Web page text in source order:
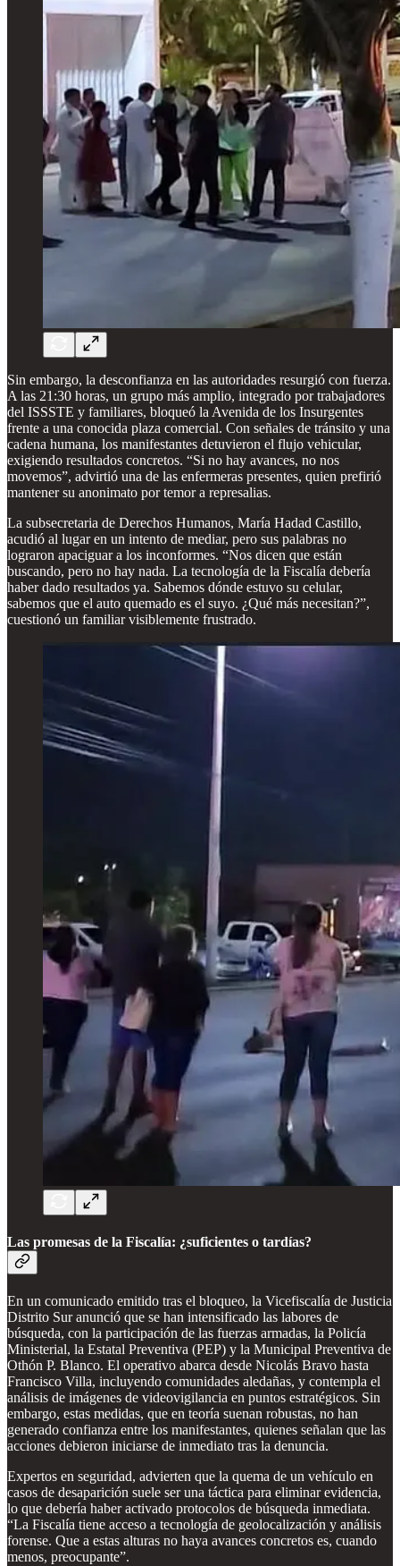
Sin embargo, la desconfianza en las autoridades resurgió con fuerza.
A las 21:30 horas, un grupo más amplio, integrado por trabajadores
del ISSSTE y familiares, bloqueó la Avenida de los Insurgentes
frente a una conocida plaza comercial. Con señales de tránsito y una
cadena humana, los manifestantes detuvieron el flujo vehicular,
exigiendo resultados concretos. “Si no hay avances, no nos
movemos”, advirtió una de las enfermeras presentes, quien prefirió
mantener su anonimato por temor a represalias.
La subsecretaria de Derechos Humanos, María Hadad Castillo,
acudió al lugar en un intento de mediar, pero sus palabras no
lograron apaciguar a los inconformes. “Nos dicen que están
buscando, pero no hay nada. La tecnología de la Fiscalía debería
haber dado resultados ya. Sabemos dónde estuvo su celular,
sabemos que el auto quemado es el suyo. ¿Qué más necesitan?”,
cuestionó un familiar visiblemente frustrado.
Las promesas de la Fiscalía: ¿suficientes o tardías?
En un comunicado emitido tras el bloqueo, la Vicefiscalía de Justicia
Distrito Sur anunció que se han intensificado las labores de
búsqueda, con la participación de las fuerzas armadas, la Policía
Ministerial, la Estatal Preventiva (PEP) y la Municipal Preventiva de
Othón P. Blanco. El operativo abarca desde Nicolás Bravo hasta
Francisco Villa, incluyendo comunidades aledañas, y contempla el
análisis de imágenes de videovigilancia en puntos estratégicos. Sin
embargo, estas medidas, que en teoría suenan robustas, no han
generado confianza entre los manifestantes, quienes señalan que las
acciones debieron iniciarse de inmediato tras la denuncia.
Expertos en seguridad, advierten que la quema de un vehículo en
casos de desaparición suele ser una táctica para eliminar evidencia,
lo que debería haber activado protocolos de búsqueda inmediata.
“La Fiscalía tiene acceso a tecnología de geolocalización y análisis
forense. Que a estas alturas no haya avances concretos es, cuando
menos, preocupante”.